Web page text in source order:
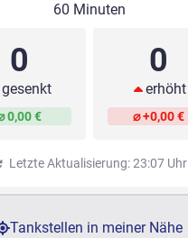
60 Minuten
0
gesenkt
0,00 €
0
erhöht
⌀ +0,00 €
Letzte Aktualisierung: 23:07 Uhr
Tankstellen in meiner Nähe